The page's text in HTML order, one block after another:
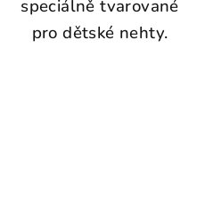
speciálně tvarované
pro dětské nehty.